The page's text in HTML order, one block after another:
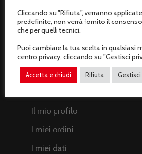
Termini e condizioni di
Resi e rimborsi
Recesso dal contratto
Il mio profilo
I miei ordini
I miei dati
Cliccando su "Rifiuta", verranno
predefinite, non verrà fornito il
che per quelli tecnici.
Puoi cambiare la tua scelta in qualsiasi
centro privacy, cliccando su "Gestisci
Accetta e chiudi Rifiuta